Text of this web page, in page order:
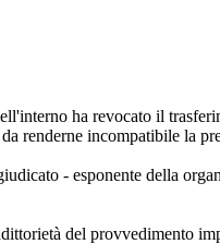
ha revocato il
renderne incompatibile la
- esponente della
del provvedimento